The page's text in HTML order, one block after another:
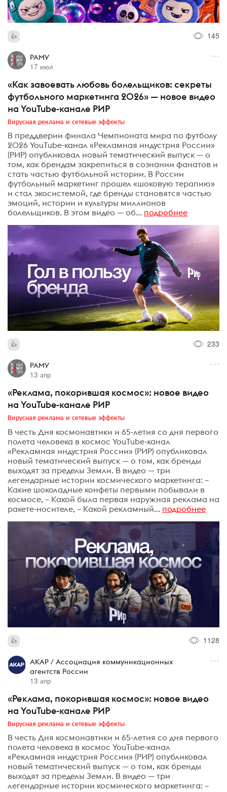
145
РАМУ
17 июл
«Как завоевать любовь болельщиков: секреты
футбольного маркетинга 2026» — новое видео
на YouTube-канале РИР
Вирусная реклама и сетевые эффекты
В преддверии финала Чемпионата мира по футболу
2026 YouTube-канал «Рекламная индустрия России»
(РИР) опубликовал новый тематический выпуск — о
том, как брендам закрепиться в сознании фанатов и
стать частью футбольной истории. В России
футбольный маркетинг прошел «шоковую терапию»
и стал экосистемой, где бренды становятся частью
эмоций, истории и культуры миллионов
болельщиков. В этом видео — об... подробнее
233
РАМУ
13 апр
«Реклама, покорившая космос»: новое видео
на YouTube-канале РИР
Вирусная реклама и сетевые эффекты
В честь Дня космонавтики и 65-летия со дня первого
полета человека в космос YouTube-канал
«Рекламная индустрия России» (РИР) опубликовал
новый тематический выпуск — о том, как бренды
выходят за пределы Земли. В видео — три
легендарные истории космического маркетинга: –
Какие шоколадные конфеты первыми побывали в
космосе, – Какой была первая наружная реклама на
ракете-носителе, – Какой рекламный... подробнее
1128
АКАР / Ассоциация коммуникационных
агентств России
13 апр
«Реклама, покорившая космос»: новое видео
на YouTube-канале РИР
Вирусная реклама и сетевые эффекты
В честь Дня космонавтики и 65-летия со дня первого
полета человека в космос YouTube-канал
«Рекламная индустрия России» (РИР) опубликовал
новый тематический выпуск — о том, как бренды
выходят за пределы Земли. В видео — три
легендарные истории космического маркетинга: –